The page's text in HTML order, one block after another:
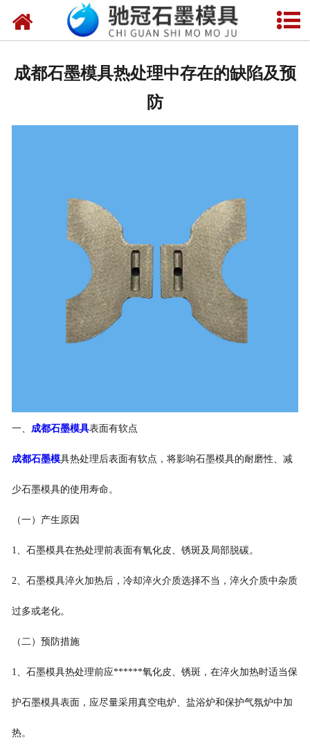
网站首页
新闻中心
成都石墨模具热处理中存在的缺陷及预
防
一、 成都石墨模具表面有软点
成都石墨模具热处理后表面有软点，将影响石墨模具的耐磨性、减
少石墨模具的使用寿命。
（一）产生原因
1、石墨模具在热处理前表面有氧化皮、锈斑及局部脱碳。
2、石墨模具淬火加热后，冷却淬火介质选择不当，淬火介质中杂质
过多或老化。
（二）预防措施
1、石墨模具热处理前应******氧化皮、锈斑，在淬火加热时适当保
护石墨模具表面，应尽量采用真空电炉、盐浴炉和保护气氛炉中加
热。